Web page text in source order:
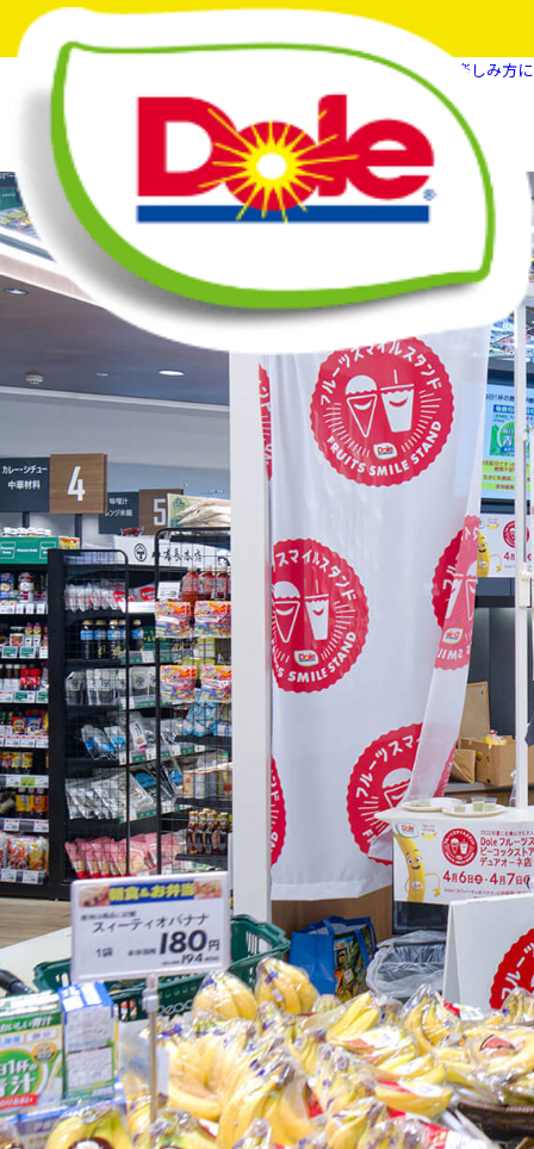
フルーツの新しい楽しみ方